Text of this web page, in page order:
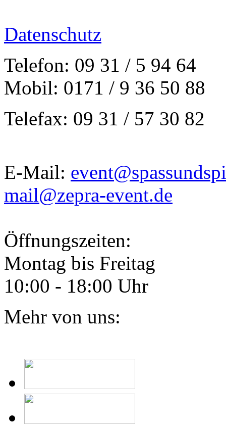
Datenschutz
Telefon: 09 31 / 5 94 64
Mobil: 0171 / 9 36 50 88
Telefax: 09 31 / 57 30 82
E-Mail:
mail@zepra-event.de
Öffnungszeiten:
Montag bis Freitag
10:00 - 18:00 Uhr
Mehr von uns: